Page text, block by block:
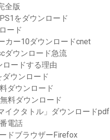
全版
をダウンロード
ード
カー10ダウンロードcnet
ダウンロード急流
ードする理由
ウンロード
ダウンロード
料ダウンロード
イクタトル」ダウンロードpdf
電話
ドブラウザーFirefox